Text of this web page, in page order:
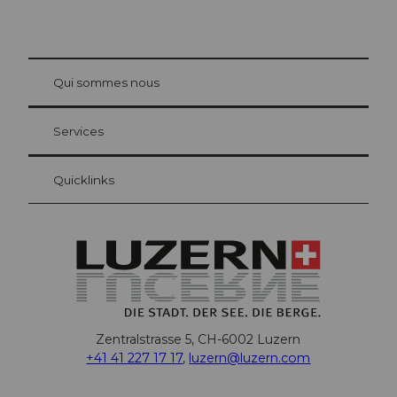
Carte d’hôte Lucerne
Vos avantages en tant qu'hôte pour la nuit
at Bre
Qui sommes nous
Services
Quicklinks
Zentralstrasse 5, CH-6002 Luzern
+41 41 227 17 17, luzern@luzern.com